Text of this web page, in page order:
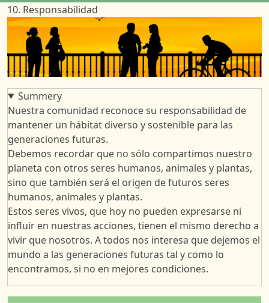
10. Responsabilidad
Summery
Nuestra comunidad reconoce su responsabilidad de
mantener un hábitat diverso y sostenible para las
generaciones futuras.
Debemos recordar que no sólo compartimos nuestro
planeta con otros seres humanos, animales y plantas,
sino que también será el origen de futuros seres
humanos, animales y plantas.
Estos seres vivos, que hoy no pueden expresarse ni
influir en nuestras acciones, tienen el mismo derecho a
vivir que nosotros. A todos nos interesa que dejemos el
mundo a las generaciones futuras tal y como lo
encontramos, si no en mejores condiciones.